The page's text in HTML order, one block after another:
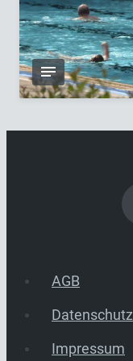
AGB
Datenschutz
Impressum